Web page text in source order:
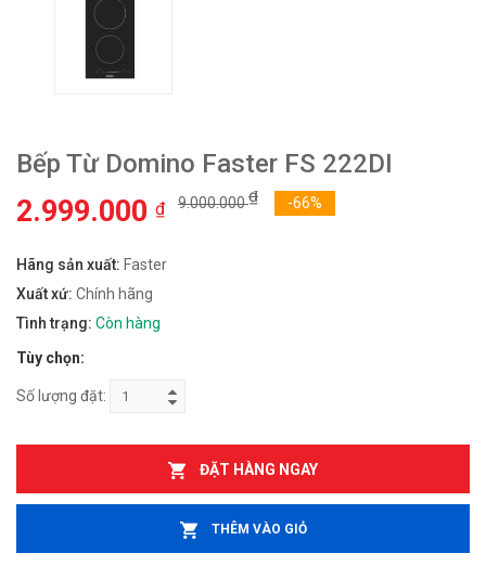
Bếp Từ Domino Faster FS 222DI
2.999.000 ₫ 9.000.000₫ -66%
Hãng sản xuất: Faster
Xuất xứ: Chính hãng
Tình trạng: Còn hàng
Tùy chọn:
Số lượng đặt:
ĐẶT HÀNG NGAY
THÊM VÀO GIỎ